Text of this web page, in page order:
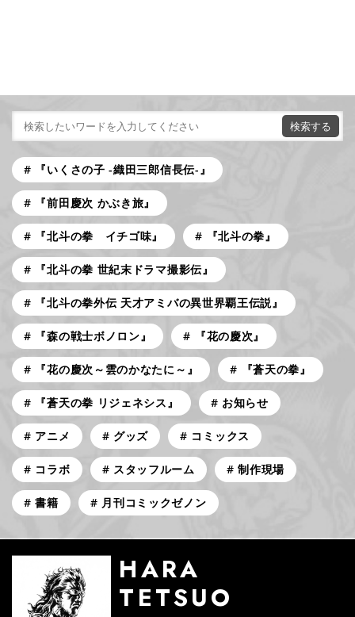
『いくさの子 -織田三郎信長伝-』
『前田慶次 かぶき旅』
『北斗の拳 イチゴ味』 『北斗の拳』
『北斗の拳 世紀末ドラマ撮影伝』
『北斗の拳外伝 天才アミバの異世界覇王伝説』
『森の戦士ボノロン』 『花の慶次』
『花の慶次～雲のかなたに～』 『蒼天の拳』
『蒼天の拳 リジェネシス』 お知らせ
アニメ グッズ コミックス
コラボ スタッフルーム 制作現場
書籍 月刊コミックゼノン
HARA
TETSUO